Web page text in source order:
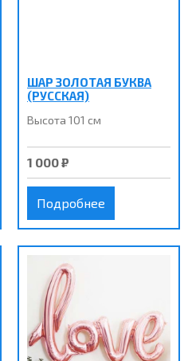
ШАР ЗОЛОТАЯ БУКВА
(РУССКАЯ)
Высота 101 см
1 000 ₽
Подробнее